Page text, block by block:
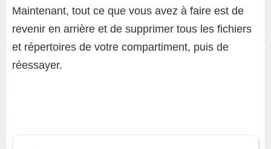
Maintenant, tout ce que vous avez à faire est de
revenir en arrière et de supprimer tous les fichiers
et répertoires de votre compartiment, puis de
réessayer.